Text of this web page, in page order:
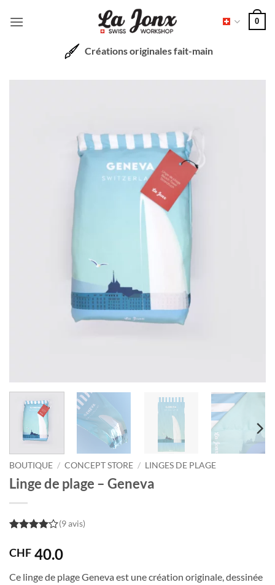
0
Créations originales fait-main
BOUTIQUE / CONCEPT STORE / LINGES DE PLAGE
Linge de plage – Geneva
5
(9 avis)
CHF 40.0
Ce linge de plage Geneva est une création originale, dessinée